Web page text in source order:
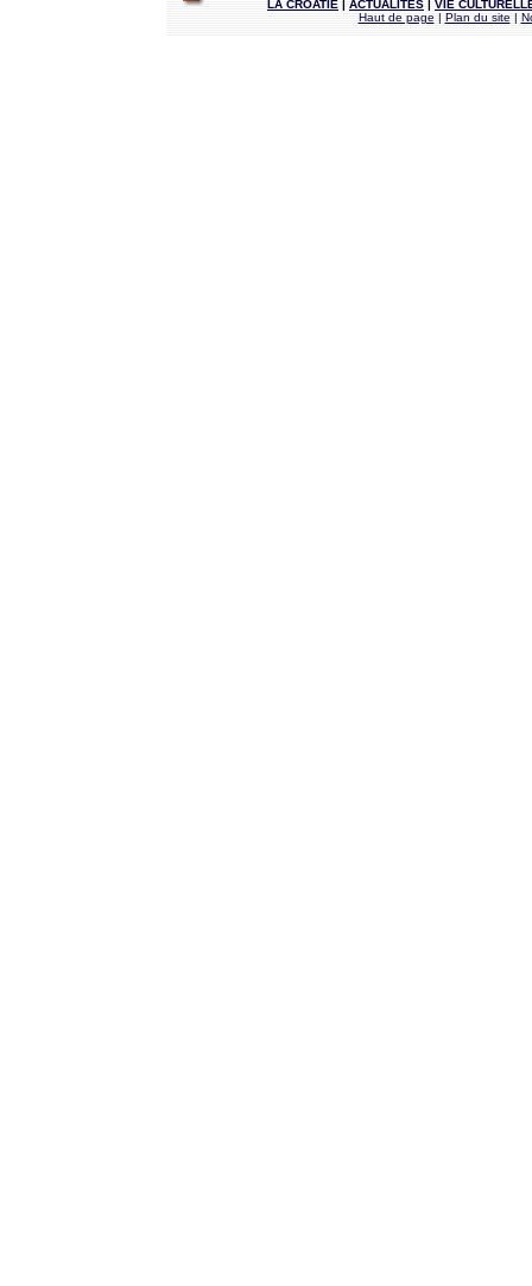
LA CROATIE ACTUALITÉS
VIE
Haut de page| Plan du site|